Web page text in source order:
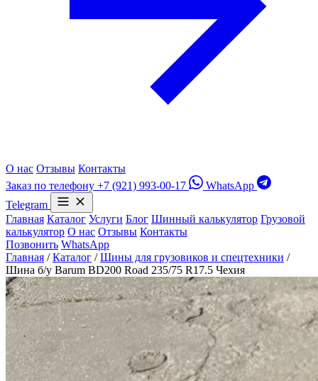
О нас Отзывы Контакты
Заказ по телефону +7 (921) 993-00-17
WhatsApp
Telegram
Главная Каталог Услуги Блог Шинный калькулятор Грузовой
калькулятор О нас Отзывы Контакты
Позвонить WhatsApp
Главная / Каталог / Шины для грузовиков и спецтехники /
Шина б/у Barum BD200 Road 235/75 R17.5 Чехия